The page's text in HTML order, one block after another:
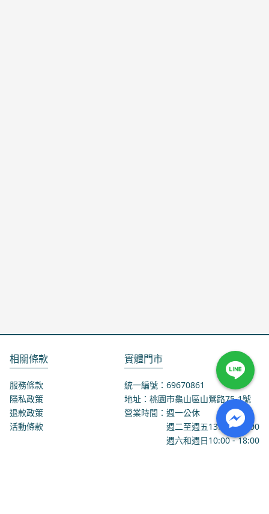
相關條款
服務條款
隱私政策
退款政策
活動條款
實體門市
統一編號：69670861
地址：桃園市龜山區山鶯路75-1號
營業時間：週一公休
週二至週五13:00 - 18:00
週六和週日10:00 - 18:00